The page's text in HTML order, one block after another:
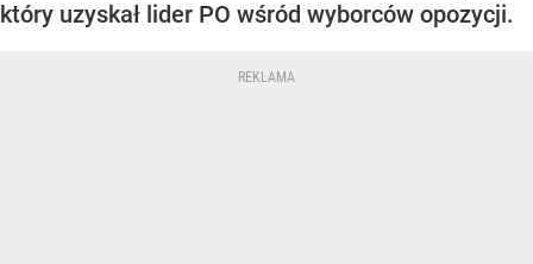
który uzyskał lider PO wśród wyborców opozycji.